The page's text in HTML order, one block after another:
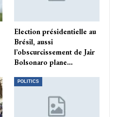
Election présidentielle au
Brésil, aussi
l’obscurcissement de Jair
Bolsonaro plane…
POLITICS